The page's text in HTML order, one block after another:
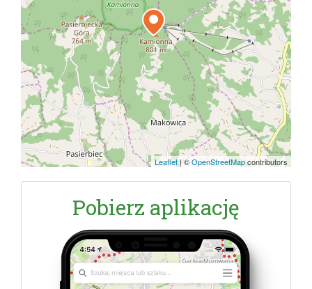
Leaflet|©OpenStreetMapcontributors
Pobierz aplikację